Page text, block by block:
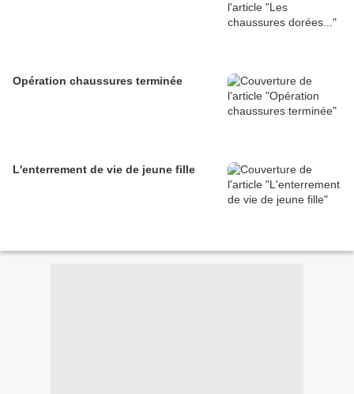
Opération chaussures terminée
L'enterrement de vie de jeune fille